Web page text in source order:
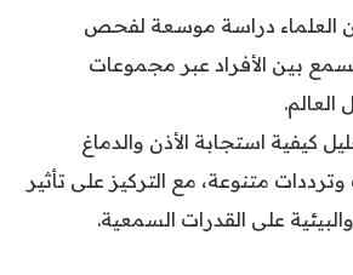
العلماء دراسة موسعة لفحص
بين الأفراد عبر مجموعات
كيفية استجابة الأذن والدماغ
متنوعة، مع التركيز على تأثير
على القدرات السمعية.